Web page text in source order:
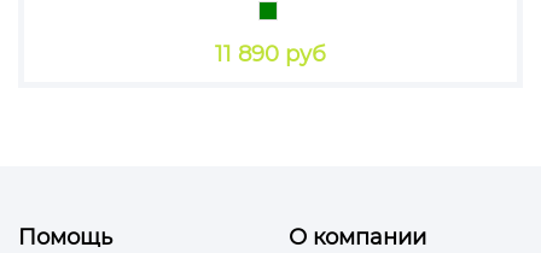
11 890 руб
Помощь О компании